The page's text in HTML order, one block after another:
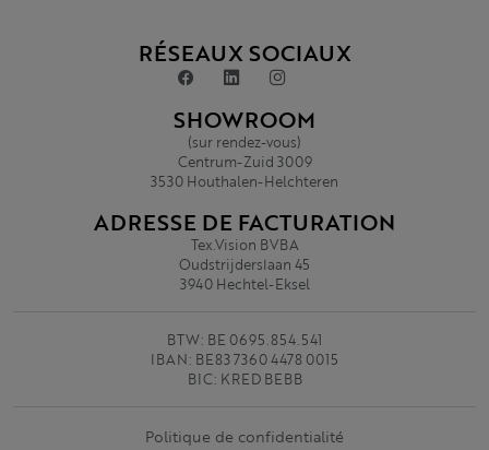
RÉSEAUX SOCIAUX
SHOWROOM
(sur rendez-vous)
Centrum-Zuid 3009
3530 Houthalen-Helchteren
ADRESSE DE FACTURATION
Tex.Vision BVBA
Oudstrijderslaan 45
3940 Hechtel-Eksel
BTW: BE 0695.854.541
IBAN: BE83 7360 4478 0015
BIC: KRED BEBB
Politique de confidentialité